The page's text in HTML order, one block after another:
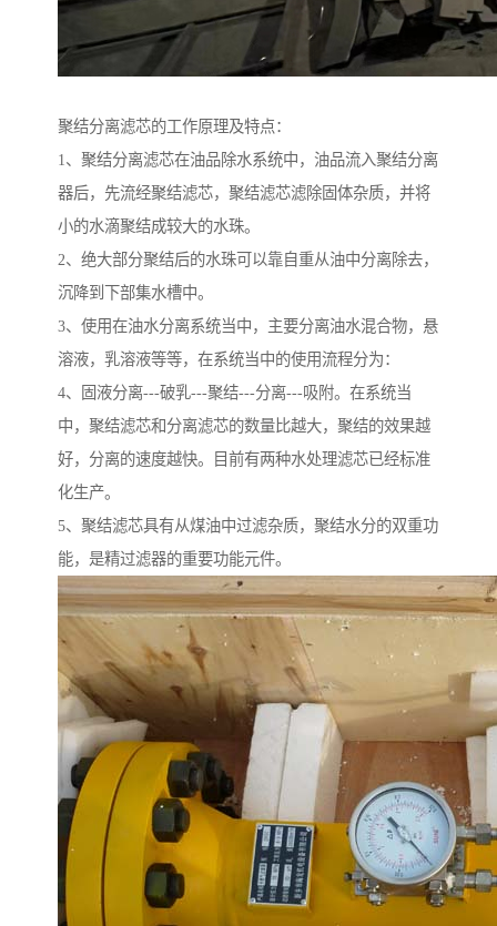
聚结分离滤芯的工作原理及特点：
1、聚结分离滤芯在油品除水系统中，油品流入聚结分离
器后，先流经聚结滤芯，聚结滤芯滤除固体杂质，并将
小的水滴聚结成较大的水珠。
2、绝大部分聚结后的水珠可以靠自重从油中分离除去，
沉降到下部集水槽中。
3、使用在油水分离系统当中，主要分离油水混合物，悬
溶液，乳溶液等等，在系统当中的使用流程分为：
4、固液分离---破乳---聚结---分离---吸附。在系统当
中，聚结滤芯和分离滤芯的数量比越大，聚结的效果越
好，分离的速度越快。目前有两种水处理滤芯已经标准
化生产。
5、聚结滤芯具有从煤油中过滤杂质，聚结水分的双重功
能，是精过滤器的重要功能元件。